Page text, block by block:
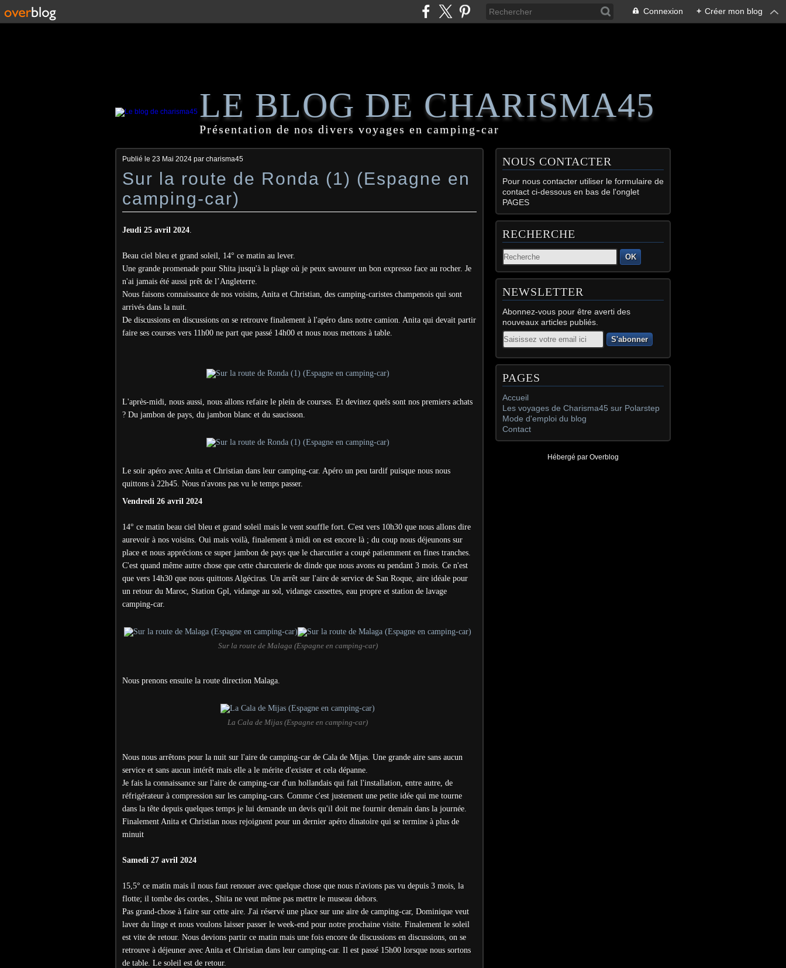
Connexion + Créer mon blog
LE BLOG DE CHARISMA45
Présentation de nos divers voyages en camping-car
Publié le 23 Mai 2024 par charisma45
Sur la route de Ronda (1) (Espagne en
camping-car)
Jeudi 25 avril 2024.
Beau ciel bleu et grand soleil, 14° ce matin au lever.
Une grande promenade pour Shita jusqu'à la plage où je peux savourer un bon expresso face au rocher. Je
n'ai jamais été aussi prêt de l’Angleterre.
Nous faisons connaissance de nos voisins, Anita et Christian, des camping-caristes champenois qui sont
arrivés dans la nuit.
De discussions en discussions on se retrouve finalement à l'apéro dans notre camion. Anita qui devait partir
faire ses courses vers 11h00 ne part que passé 14h00 et nous nous mettons à table.
L'après-midi, nous aussi, nous allons refaire le plein de courses. Et devinez quels sont nos premiers achats
? Du jambon de pays, du jambon blanc et du saucisson.
Le soir apéro avec Anita et Christian dans leur camping-car. Apéro un peu tardif puisque nous nous
quittons à 22h45. Nous n'avons pas vu le temps passer.
Vendredi 26 avril 2024
14° ce matin beau ciel bleu et grand soleil mais le vent souffle fort. C'est vers 10h30 que nous allons dire
aurevoir à nos voisins. Oui mais voilà, finalement à midi on est encore là ; du coup nous déjeunons sur
place et nous apprécions ce super jambon de pays que le charcutier a coupé patiemment en fines tranches.
C'est quand même autre chose que cette charcuterie de dinde que nous avons eu pendant 3 mois. Ce n'est
que vers 14h30 que nous quittons Algéciras. Un arrêt sur l'aire de service de San Roque, aire idéale pour
un retour du Maroc, Station Gpl, vidange au sol, vidange cassettes, eau propre et station de lavage
camping-car.
Sur la route de Malaga (Espagne en camping-car)
Nous prenons ensuite la route direction Malaga.
La Cala de Mijas (Espagne en camping-car)
Nous nous arrêtons pour la nuit sur l'aire de camping-car de Cala de Mijas. Une grande aire sans aucun
service et sans aucun intérêt mais elle a le mérite d'exister et cela dépanne.
Je fais la connaissance sur l'aire de camping-car d'un hollandais qui fait l'installation, entre autre, de
réfrigérateur à compression sur les camping-cars. Comme c'est justement une petite idée qui me tourne
dans la tête depuis quelques temps je lui demande un devis qu'il doit me fournir demain dans la journée.
Finalement Anita et Christian nous rejoignent pour un dernier apéro dinatoire qui se termine à plus de
minuit
Samedi 27 avril 2024
15,5° ce matin mais il nous faut renouer avec quelque chose que nous n'avions pas vu depuis 3 mois, la
flotte; il tombe des cordes., Shita ne veut même pas mettre le museau dehors.
Pas grand-chose à faire sur cette aire. J'ai réservé une place sur une aire de camping-car, Dominique veut
laver du linge et nous voulons laisser passer le week-end pour notre prochaine visite. Finalement le soleil
est vite de retour. Nous devions partir ce matin mais une fois encore de discussions en discussions, on se
retrouve à déjeuner avec Anita et Christian dans leur camping-car. Il est passé 15h00 lorsque nous sortons
de table. Le soleil est de retour.
NOUS CONTACTER
Pour nous contacter utiliser le formulaire de
contact ci-dessous en bas de l'onglet
PAGES
RECHERCHE
OK
NEWSLETTER
Abonnez-vous pour être averti des
nouveaux articles publiés.
Email
PAGES
Accueil
Les voyages de Charisma45 sur Polarstep
Mode d'emploi du blog
Contact
Hébergé par Overblog